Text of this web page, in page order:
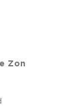
Zon